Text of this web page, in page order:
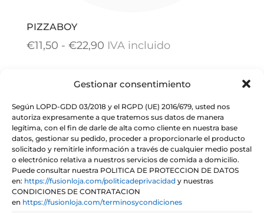
Gestionar consentimiento
Según LOPD-GDD 03/2018 y el RGPD (UE) 2016/679, usted nos
autoriza expresamente a que tratemos sus datos de manera
legítima, con el fin de darle de alta como cliente en nuestra base
datos, gestionar su pedido, proceder a proporcionarle el producto
solicitado y remitirle información a través de cualquier medio postal
o electrónico relativa a nuestros servicios de comida a domicilio.
Puede consultar nuestra POLITICA DE PROTECCION DE DATOS
en: https://fusionloja.com/politicadeprivacidad y nuestras
CONDICIONES DE CONTRATACION
en https://fusionloja.com/terminosycondiciones
PIZZABOY
€11,50 - €22,90Rango
precios:
€11,50
hasta
€22,90
IVA incluido